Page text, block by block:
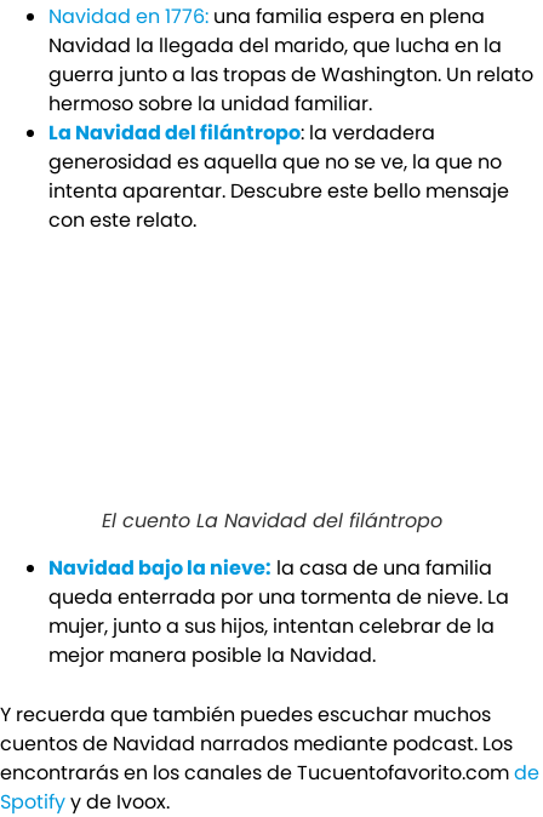
Navidad en 1776: una familia espera en plena
Navidad la llegada del marido, que lucha en la
guerra junto a las tropas de Washington. Un relato
hermoso sobre la unidad familiar.
La Navidad del filántropo: la verdadera
generosidad es aquella que no se ve, la que no
intenta aparentar. Descubre este bello mensaje
con este relato.
El cuento La Navidad del filántropo
Navidad bajo la nieve: la casa de una familia
queda enterrada por una tormenta de nieve. La
mujer, junto a sus hijos, intentan celebrar de la
mejor manera posible la Navidad.
Y recuerda que también puedes escuchar muchos
cuentos de Navidad narrados mediante podcast. Los
encontrarás en los canales de Tucuentofavorito.comde
Spotifyy de Ivoox.